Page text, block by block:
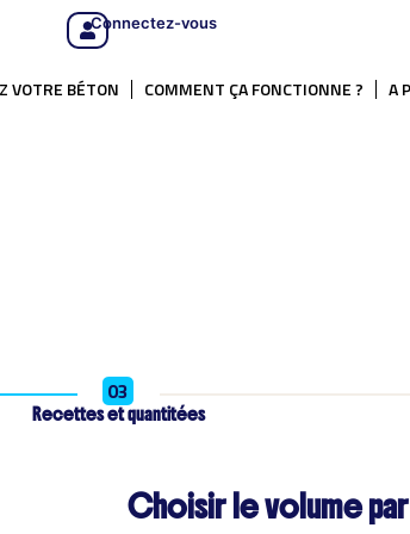
Connectez-vous
VOTRE BÉTON COMMENT ÇA FONCTIONNE ? A
03
Recettes et quantitées
Choisir le volume